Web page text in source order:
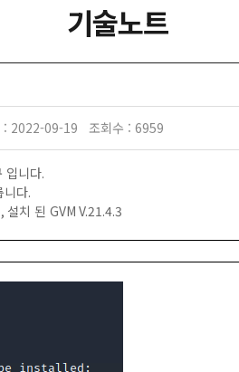
기술노트
2022-09-19 조회수 : 6959
입니다.
니다.
설치 된 GVM V.21.4.3